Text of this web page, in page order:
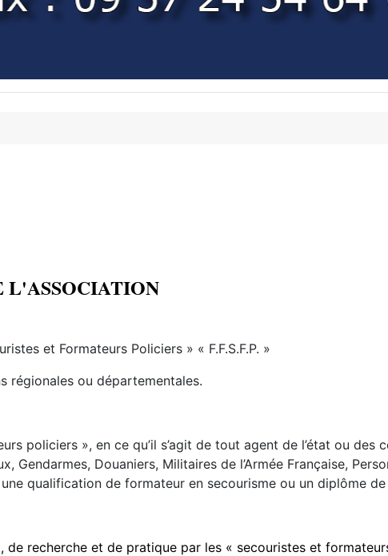
L'ASSOCIATION
et Formateurs Policiers » « F.F.S.F.P. »
régionales ou départementales.
policiers », en ce qu’il s’agit de tout agent de l’état ou des
Douaniers, Militaires de l’Armée Française,
qualification de formateur en secourisme ou un diplôme de
de recherche et de pratique par les « secouristes et